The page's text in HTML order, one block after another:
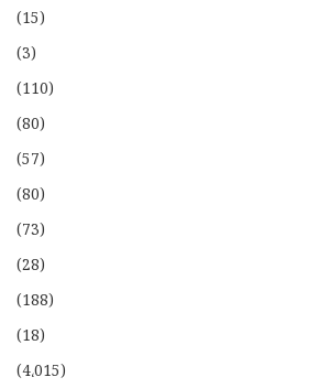
(15)
(3)
(110)
(80)
(57)
(80)
(73)
(28)
(188)
(18)
(4،015)